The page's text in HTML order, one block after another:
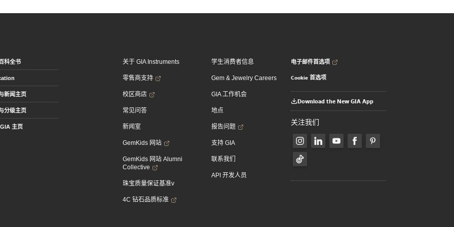
科全书
新闻主页
分级主页
主页
关于 GIA Instruments
零售商支持
校区商店
常见问答
新闻室
GemKids 网站
GemKids 网站 Alumni
Collective
珠宝质量保证基准v
4C 钻石品质标准
学生消费者信息
Gem & Jewelry Careers
GIA 工作机会
地点
报告问题
支持 GIA
联系我们
API 开发人员
电子邮件首选项
Cookie 首选项
Download the New GIA App
关注我们